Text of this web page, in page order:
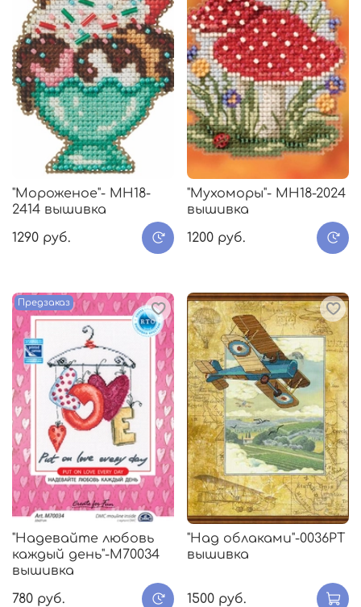
"Мороженое"- МH18-
2414 вышивка
1290 руб.
"Мухоморы"- МH18-2024
вышивка
1200 руб.
Предзаказ
"Надевайте любовь
каждый день"-M70034
вышивка
780 руб.
"Над облаками"-0036РТ
вышивка
1500 руб.